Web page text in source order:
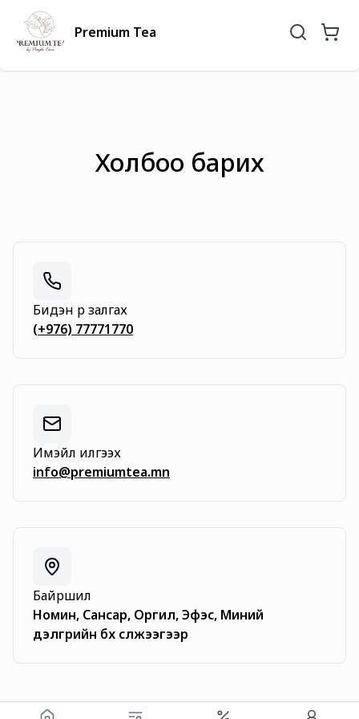
Premium Tea
Холбоо барих
Бидэн рүү залгах
(+976) 77771770
Имэйл илгээх
info@premiumtea.mn
Байршил
Номин, Сансар, Оргил, Эфэс, Миний
дэлгүүрийн бүх сүлжээгээр